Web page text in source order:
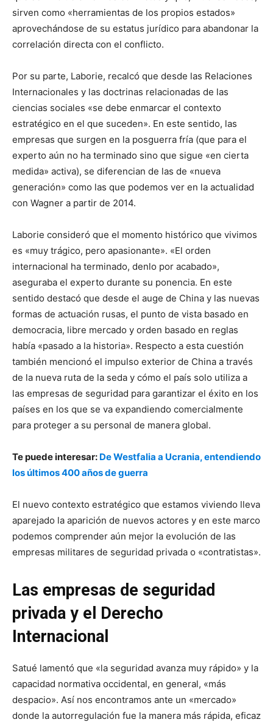
sirven como «herramientas de los propios estados»
aprovechándose de su estatus jurídico para abandonar la
correlación directa con el conflicto.
Por su parte, Laborie, recalcó que desde las Relaciones
Internacionales y las doctrinas relacionadas de las
ciencias sociales «se debe enmarcar el contexto
estratégico en el que suceden». En este sentido, las
empresas que surgen en la posguerra fría (que para el
experto aún no ha terminado sino que sigue «en cierta
medida» activa), se diferencian de las de «nueva
generación» como las que podemos ver en la actualidad
con Wagner a partir de 2014.
Laborie consideró que el momento histórico que vivimos
es «muy trágico, pero apasionante». «El orden
internacional ha terminado, denlo por acabado»,
aseguraba el experto durante su ponencia. En este
sentido destacó que desde el auge de China y las nuevas
formas de actuación rusas, el punto de vista basado en
democracia, libre mercado y orden basado en reglas
había «pasado a la historia». Respecto a esta cuestión
también mencionó el impulso exterior de China a través
de la nueva ruta de la seda y cómo el país solo utiliza a
las empresas de seguridad para garantizar el éxito en los
países en los que se va expandiendo comercialmente
para proteger a su personal de manera global.
Te puede interesar: De Westfalia a Ucrania, entendiendo
los últimos 400 años de guerra
El nuevo contexto estratégico que estamos viviendo lleva
aparejado la aparición de nuevos actores y en este marco
podemos comprender aún mejor la evolución de las
empresas militares de seguridad privada o «contratistas».
Las empresas de seguridad
privada y el Derecho
Internacional
Satué lamentó que «la seguridad avanza muy rápido» y la
capacidad normativa occidental, en general, «más
despacio». Así nos encontramos ante un «mercado»
donde la autorregulación fue la manera más rápida, eficaz